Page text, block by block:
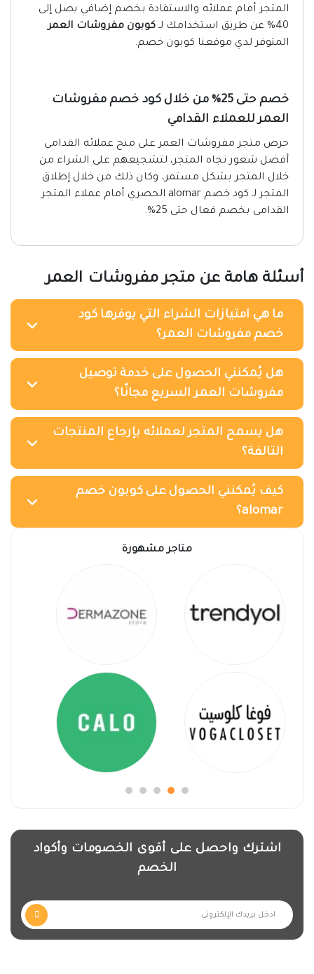
المتجر أمام عملائه والاستفادة بخصم إضافي يصل إلى
40% عن طريق استخدامك لـ
كوبون مفروشات العمر
المتوفر لدي موقعنا كوبون خصم.
خصم حتى 25% من خلال كود خصم مفروشات
العمر للعملاء القدامي
حرص متجر مفروشات العمر على منح عملائه القدامى
أفضل شعور تجاه المتجر، لتشجيعهم على الشراء من
خلال المتجر بشكل مستمر، وكان ذلك من خلال إطلاق
المتجر لـ كود خصم alomar الحصري أمام عملاء المتجر
القدامى بخصم فعال حتى 25%.
أسئلة هامة عن متجر مفروشات العمر
ما هي امتيازات الشراء التي يوفرها كود
خصم مفروشات العمر؟
هل يُمكنني الحصول على خدمة توصيل
مفروشات العمر السريع مجانًا؟
هل يسمح المتجر لعملائه بإرجاع المنتجات
التالفة؟
كيف يُمكنني الحصول على كوبون خصم
alomar؟
متاجر مشهورة
اشترك واحصل على أقوى الخصومات وأكواد
الخصم